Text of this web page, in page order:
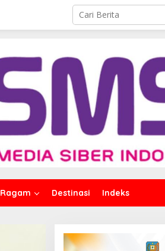
Ragam Destinasi Indeks